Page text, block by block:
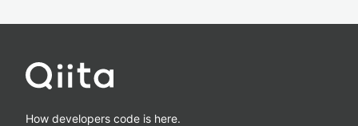
How developers code is here.